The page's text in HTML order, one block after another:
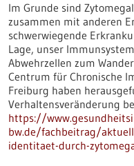
Im Grunde sind
zusammen mit anderen
schwerwiegende
Lage, unser
Abwehrzellen zum
Centrum für Chronische
Freiburg haben
Verhaltensveränderung
https://
bw.de/fachbeitrag/
identitaet-durch-